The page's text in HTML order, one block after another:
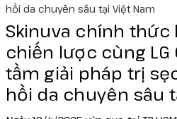
hồi da chuyên sâu tại Việt Nam
Skinuva chính thức
chiến lược cùng LG
tầm giải pháp trị
hồi da chuyên sâu
Fotona
Liftera V
Liftera A
Senté
Collagen